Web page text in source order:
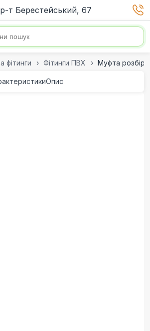
т Берестейський, 67
фітинги Фітинги ПВХ Муфта
Опис